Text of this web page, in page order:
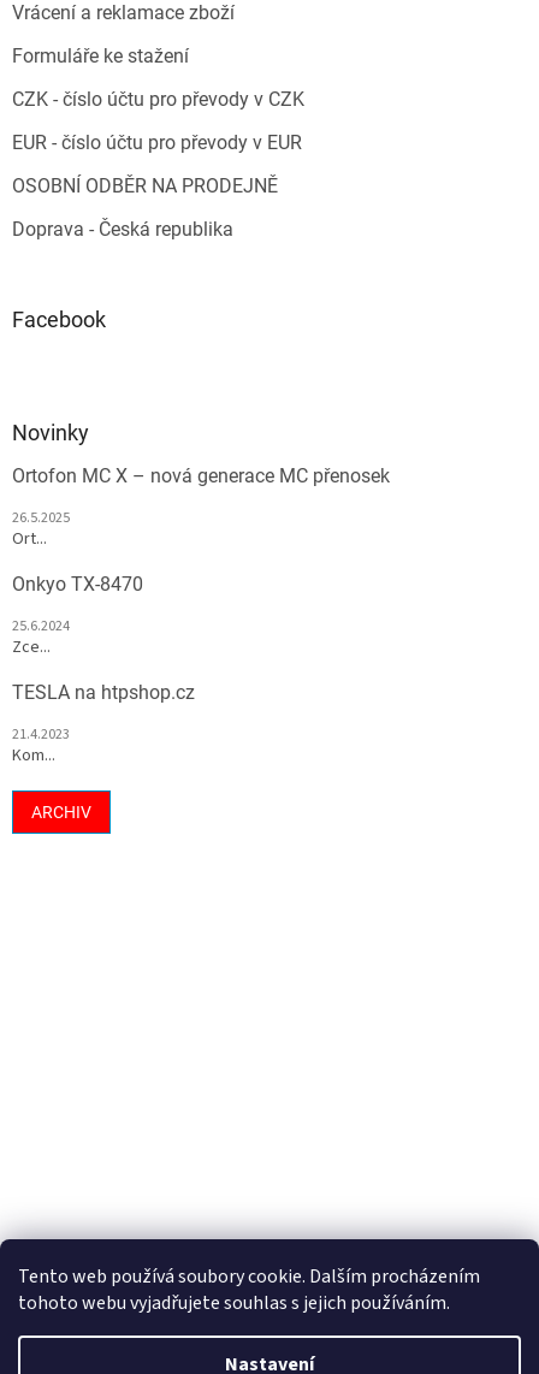
Tento web používá soubory cookie. Dalším procházením
tohoto webu vyjadřujete souhlas s jejich používáním.
Nastavení
Vrácení a reklamace zboží
Formuláře ke stažení
CZK - číslo účtu pro převody v CZK
EUR - číslo účtu pro převody v EUR
OSOBNÍ ODBĚR NA PRODEJNĚ
Doprava - Česká republika
Facebook
Novinky
Ortofon MC X – nová generace MC přenosek
26.5.2025
Ort...
Onkyo TX-8470
25.6.2024
Zce...
TESLA na htpshop.cz
21.4.2023
Kom...
ARCHIV